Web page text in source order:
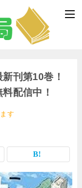
刊第10巻！
配信中！
す